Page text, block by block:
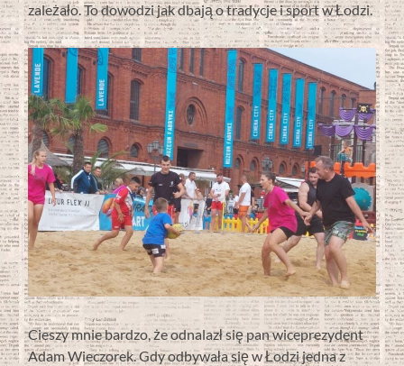
zależało. To dowodzi jak dbają o tradycje i sport w Łodzi.
Cieszy mnie bardzo, że odnalazł się pan wiceprezydent
Adam Wieczorek. Gdy odbywała się w Łodzi jedna z